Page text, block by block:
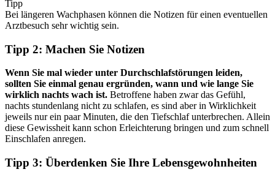
Tipp
Bei längeren Wachphasen können die Notizen für einen eventuellen
Arztbesuch sehr wichtig sein.
Tipp 2: Machen Sie Notizen
Wenn Sie mal wieder unter Durchschlafstörungen leiden,
sollten Sie einmal genau ergründen, wann und wie lange Sie
wirklich nachts wach ist. Betroffene haben zwar das Gefühl,
nachts stundenlang nicht zu schlafen, es sind aber in Wirklichkeit
jeweils nur ein paar Minuten, die den Tiefschlaf unterbrechen. Allein
diese Gewissheit kann schon Erleichterung bringen und zum schnell
Einschlafen anregen.
Tipp 3: Überdenken Sie Ihre Lebensgewohnheiten